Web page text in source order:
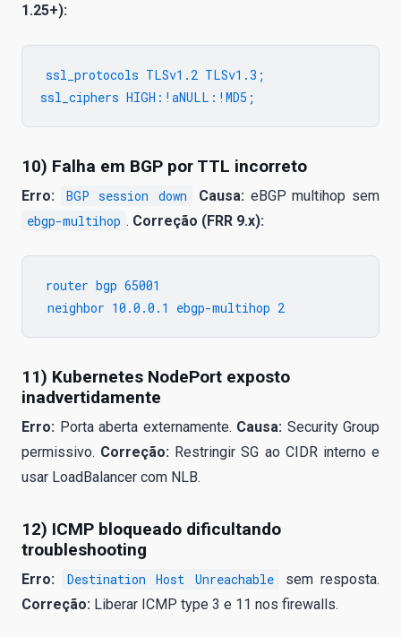
1.25+):
ssl_protocols TLSv1.2 TLSv1.3;
10) Falha em BGP por TTL incorreto
Erro: BGP session down Causa:eBGP multihop sem
ebgp-multihop . Correção (FRR 9.x):
router bgp 65001
11) Kubernetes NodePort exposto
inadvertidamente
Erro: Porta aberta externamente. Causa: Security Group
permissivo. Correção: Restringir SG ao CIDR interno e
usar LoadBalancer com NLB.
12) ICMP bloqueado dificultando
troubleshooting
Erro: Destination Host Unreachable
sem resposta.
Correção: Liberar ICMP type 3 e 11 nos firewalls.